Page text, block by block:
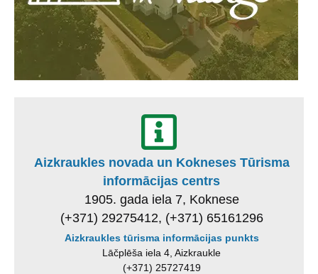
Aizkraukles novada un Kokneses Tūrisma
informācijas centrs
1905. gada iela 7, Koknese
(+371) 29275412, (+371) 65161296
Aizkraukles tūrisma informācijas punkts
Lāčplēša iela 4, Aizkraukle
(+371) 25727419